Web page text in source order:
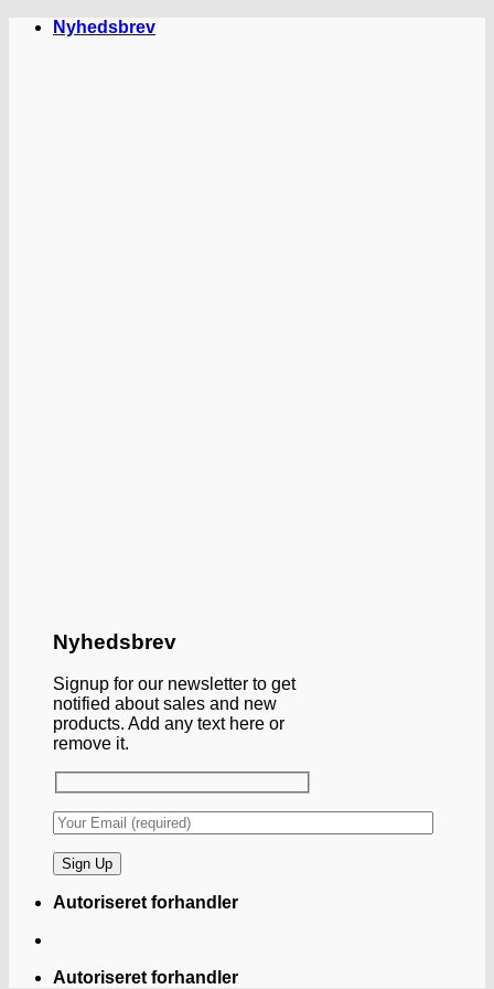
FortsætNyhedsbrev
Nyhedsbrev
Signup for our newsletter to get
notified about sales and new
products. Add any text here or
remove it.
Autoriseret forhandler
Autoriseret forhandler